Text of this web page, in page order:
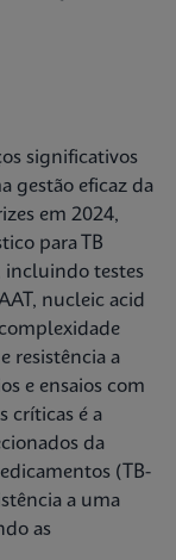
significativos
gestão eficaz da
em 2024,
para TB
incluindo testes
nucleic acid
resistência a
e ensaios com
críticas é a
da
(TB-
a uma
as